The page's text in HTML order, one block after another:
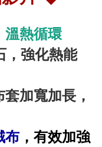
溫熱循環
，強化熱能
加寬加長，
布 ，有效加強